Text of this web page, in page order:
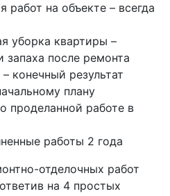
работ на объекте – всегда
уборка квартиры –
запаха после ремонта
конечный результат
плану
проделанной работе в
работы 2 года
отделочных работ
на 4 простых